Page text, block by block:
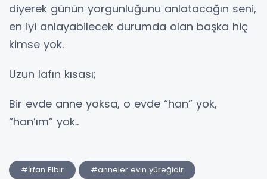
diyerek günün yorgunluğunu anlatacağın seni,
en iyi anlayabilecek durumda olan başka hiç
kimse yok.
Uzun lafın kısası;
Bir evde anne yoksa, o evde “han” yok,
“han’ım” yok..
#İrfan Elbir #anneler evin yüreğidir